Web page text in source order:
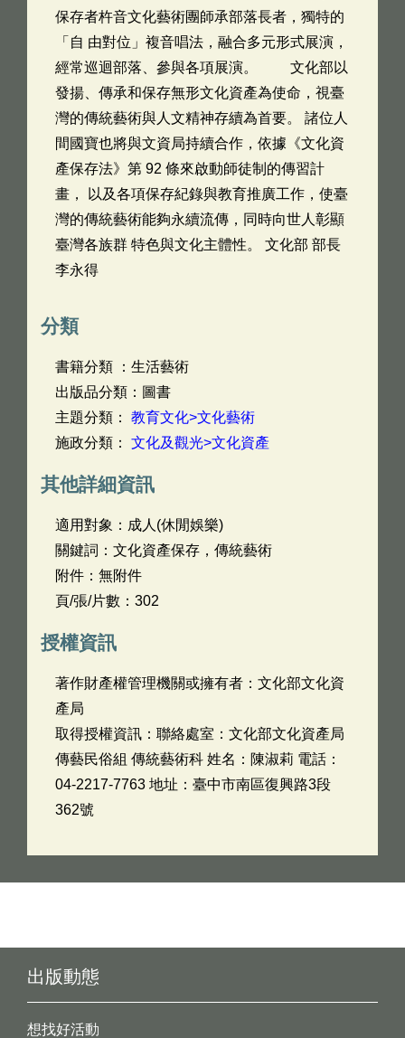
保存者杵音文化藝術團師承部落長者，獨特的
「自 由對位」複音唱法，融合多元形式展演，
經常巡迴部落、參與各項展演。 文化部以
發揚、傳承和保存無形文化資產為使命，視臺
灣的傳統藝術與人文精神存續為首要。 諸位人
間國寶也將與文資局持續合作，依據《文化資
產保存法》第 92 條來啟動師徒制的傳習計
畫， 以及各項保存紀錄與教育推廣工作，使臺
灣的傳統藝術能夠永續流傳，同時向世人彰顯
臺灣各族群 特色與文化主體性。 文化部 部長
李永得
分類
書籍分類 ：生活藝術
出版品分類：圖書
主題分類： 教育文化>文化藝術
施政分類： 文化及觀光>文化資產
其他詳細資訊
適用對象：成人(休閒娛樂)
關鍵詞：文化資產保存，傳統藝術
附件：無附件
頁/張/片數：302
授權資訊
著作財產權管理機關或擁有者：文化部文化資
產局
取得授權資訊：聯絡處室：文化部文化資產局
傳藝民俗組 傳統藝術科 姓名：陳淑莉 電話：
04-2217-7763 地址：臺中市南區復興路3段
362號
出版動態
想找好活動